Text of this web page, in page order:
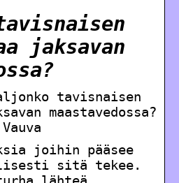
jaksavan
tavisnaisen
maastavedossa?
joihin pääsee
sitä tekee.